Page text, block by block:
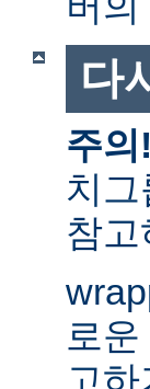
다
주의!
치그
참고
로
고